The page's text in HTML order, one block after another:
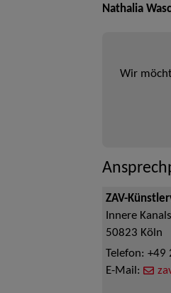
Nathalia
Wir
ZAV-
Innere
50823 Köln
Telefon: +49
E-Mail: